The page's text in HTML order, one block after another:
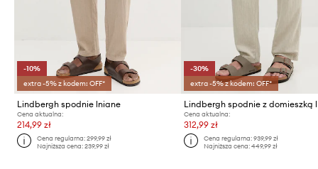
-10%
extra -5% z kodem: OFF*
Lindbergh spodnie lniane
Cena aktualna:
214,99 zł
Cena regularna:299,99 zł
Najniższa cena:239,99 zł
-30%
extra -5% z kodem: OFF*
Lindbergh spodnie z domieszką
Cena aktualna:
312,99 zł
Cena regularna: 939,99 zł
Najniższa cena: 449,99 zł